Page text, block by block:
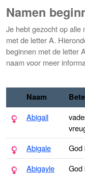
Namen
Je hebt gezocht op alle
met de letter A.
beginnen met de letter
naam voor meer
Naam
Abigail
Abigale
God
Abigayle
God